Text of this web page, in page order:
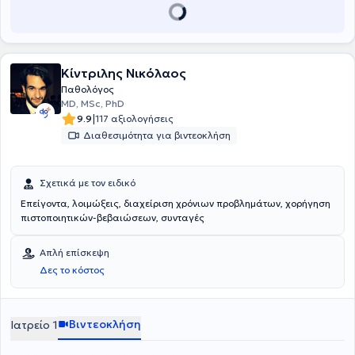
Κίντριλης Νικόλαος
Παθολόγος
MD, MSc, PhD
9.9|117 αξιολογήσεις
Διαθεσιμότητα για βιντεοκλήση
Σχετικά με τον ειδικό
Επείγοντα, λοιμώξεις, διαχείριση χρόνιων προβλημάτων, χορήγηση
πιστοποιητικών-βεβαιώσεων, συνταγές
Απλή επίσκεψη
Δες το κόστος
Ιατρείο 1 Βιντεοκλήση